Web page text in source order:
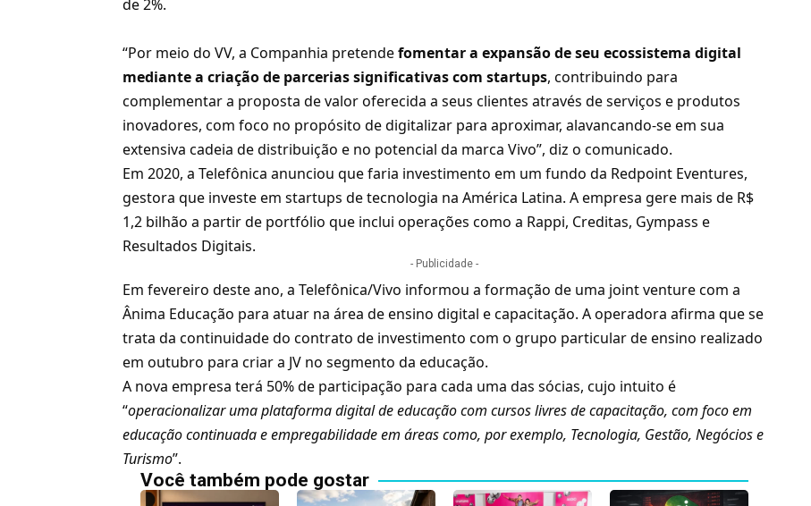
de 2%.
“Por meio do VV, a Companhia pretendefomentar a expansão de seu ecossistema digital
mediante a criação de parcerias significativas com startups, contribuindo para
complementar a proposta de valor oferecida a seus clientes através de serviços e produtos
inovadores, com foco no propósito de digitalizar para aproximar, alavancando-se em sua
extensiva cadeia de distribuição e no potencial da marca Vivo”, diz o comunicado.
Em 2020, a Telefônica anunciou que faria investimento em um fundo da Redpoint Eventures,
gestora que investe em startups de tecnologia na América Latina. A empresa gere mais de R$
1,2 bilhão a partir de portfólio que inclui operações como a Rappi, Creditas, Gympass e
Resultados Digitais.
- Publicidade -
Em fevereiro deste ano, aTelefônica/Vivo informou a formação de uma joint venture com a
Ânima Educação para atuar na área de ensino digital e capacitação. A operadora afirma que se
trata da continuidade do contrato de investimento com o grupo particular de ensino realizado
em outubro para criar a JV no segmento da educação.
A nova empresa terá 50% de participação para cada uma das sócias, cujo intuito é
“operacionalizar uma plataforma digital de educação com cursos livres de capacitação, com foco em
educação continuada e empregabilidade em áreas como, por exemplo, Tecnologia, Gestão, Negócios e
Turismo”.
Você também pode gostar